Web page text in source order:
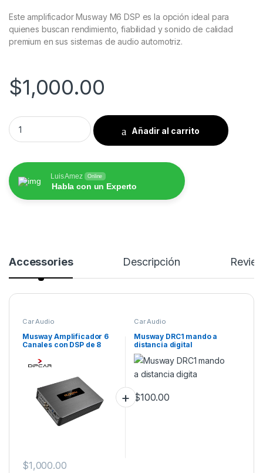
Este amplificador Musway M6 DSP es la opción ideal para
quienes buscan rendimiento, fiabilidad y sonido de calidad
premium en sus sistemas de audio automotriz.
$1,000.00
Musway Amplificador 6 Canales con DSP de 8 Canales
Añadir al carrito
Luis Amez Online
Habla con un Experto
Accessories Descripción
Car Audio
Musway Amplificador 6
Canales con DSP de 8
$1,000.00
Car Audio
Musway DRC1 mando a
distancia digital
$100.00